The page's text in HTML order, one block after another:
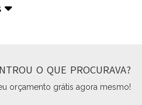
O QUE PROCURAVA?
orçamento grátis agora mesmo!